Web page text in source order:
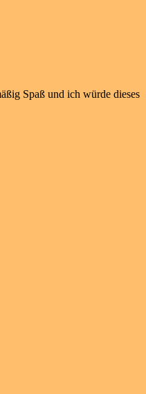
Spaß und ich würde dieses